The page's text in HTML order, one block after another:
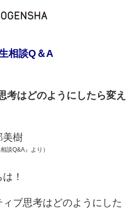
相談Q＆A
考はどのようにしたら変え
美樹
談Q&A』より）
！
ブ思考はどのようにした